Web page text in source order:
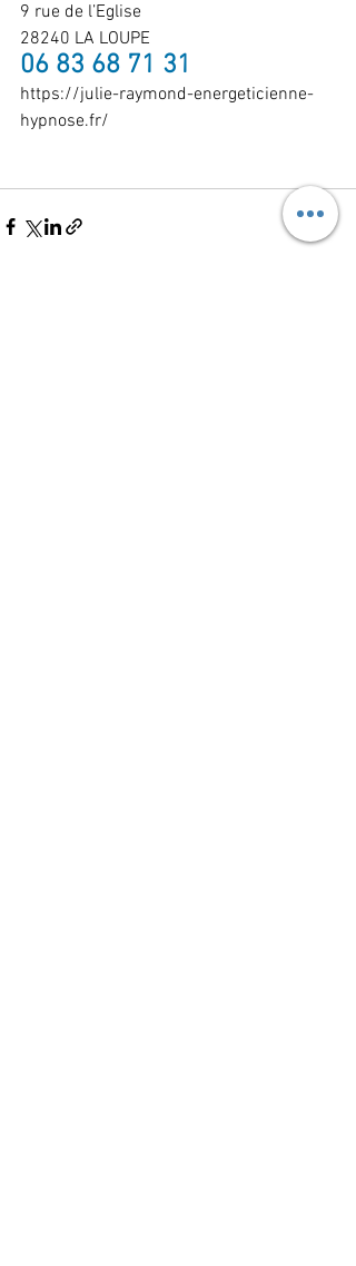
9 rue de l’Eglise
28240 LA LOUPE
06 83 68 71 31
https://julie-raymond-energeticienne-
hypnose.fr/